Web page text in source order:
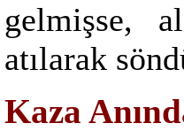
gelmişse,
atılarak
Kaza